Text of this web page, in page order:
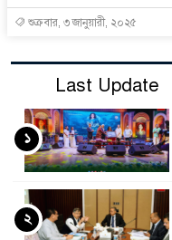
শুক্রবার, ৩ জানুয়ারী, ২০২৫
Last Update
১
২